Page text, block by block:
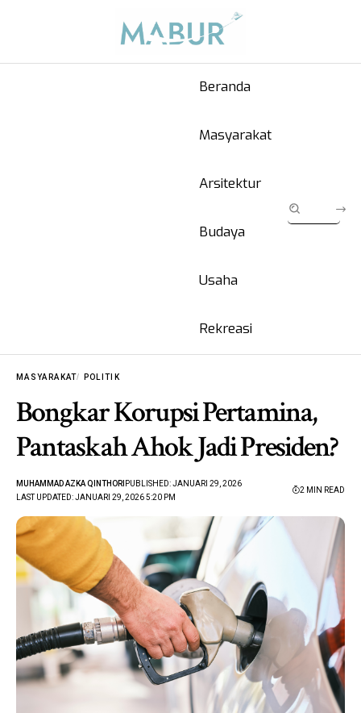
Beranda
Masyarakat
Arsitektur
Budaya
Usaha
Rekreasi
MASYARAKAT POLITIK
Bongkar Korupsi Pertamina,
Pantaskah Ahok Jadi Presiden?
LAST UPDATED: JANUARI 29, 2026 5:20 PM
MUHAMMAD AZKA QINTHORI PUBLISHED: JANUARI 29, 2026
2 MIN READ